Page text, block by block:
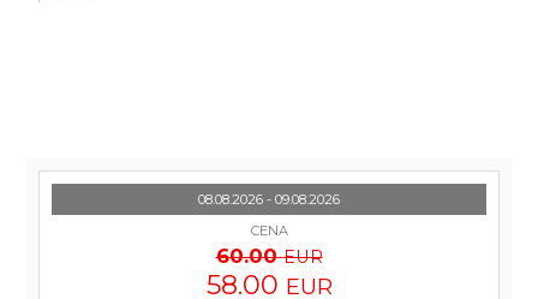
08.08.2026 - 09.08.2026
CENA
60.00 EUR
58.00 EUR